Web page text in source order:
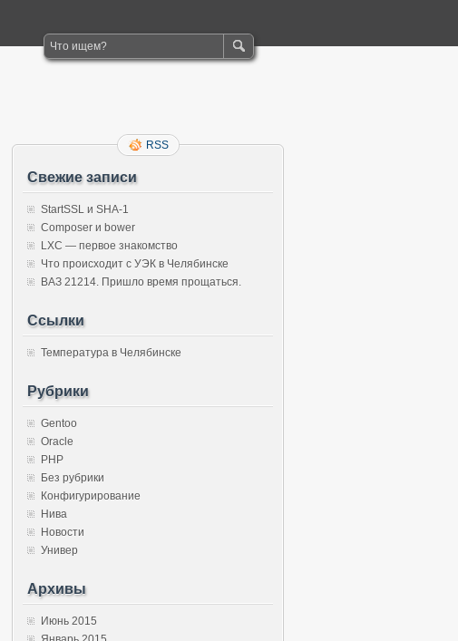
RSS
Свежие записи
StartSSL и SHA-1
Composer и bower
LXC — первое знакомство
Что происходит с УЭК в Челябинске
ВАЗ 21214. Пришло время прощаться.
Ссылки
Температура в Челябинске
Рубрики
Gentoo
Oracle
PHP
Без рубрики
Конфигурирование
Нива
Новости
Универ
Архивы
Июнь 2015